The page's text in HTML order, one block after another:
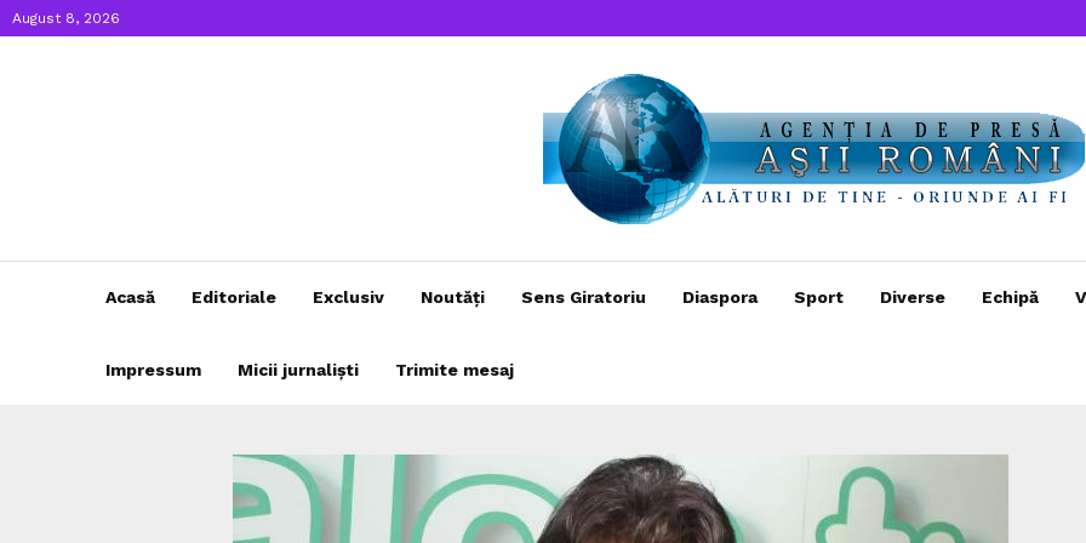
August 8, 2026
Acasă Editoriale Exclusiv Noutăți Sens Giratoriu Diaspora Sport Diverse Echipă
Impressum Micii jurnaliști Trimite mesaj